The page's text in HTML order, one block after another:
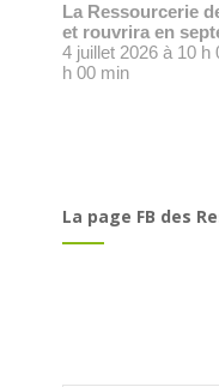
La Ressourcerie
et rouvrira en
4 juillet 2026 à 10
h 00 min
La page FB des